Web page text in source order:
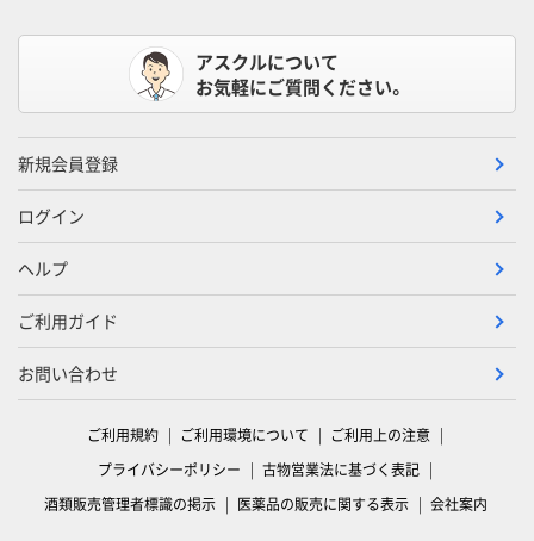
アスクルについて
お気軽にご質問ください。
新規会員登録
ログイン
ヘルプ
ご利用ガイド
お問い合わせ
ご利用規約 ご利用環境について
ご利用上の注意
プライバシーポリシー
古物営業法に基づく表記
酒類販売管理者標識の掲示
医薬品の販売に関する表示 会社案内